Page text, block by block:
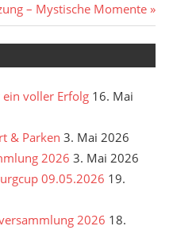
– Mystische Momente
voller Erfolg 16. Mai
& Parken 3. Mai 2026
2026 3. Mai 2026
09.05.2026 19.
2026 18.